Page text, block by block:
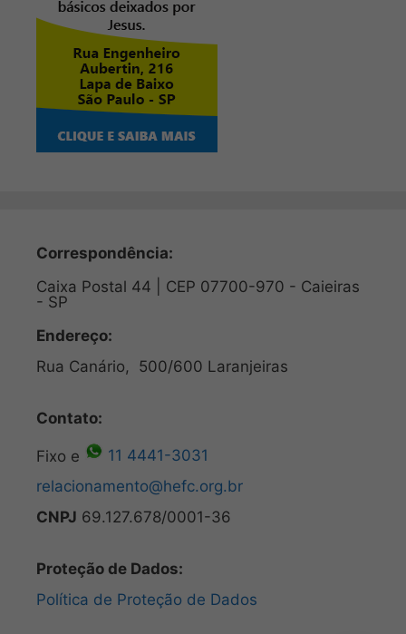
Correspondência:
Caixa Postal 44 | CEP 07700-970 - Caieiras
- SP
Endereço:
Rua Canário, 500/600 Laranjeiras
Contato:
Fixo e
11 4441-3031
relacionamento@hefc.org.br
CNPJ 69.127.678/0001-36
Proteção de Dados:
Política de Proteção de Dados